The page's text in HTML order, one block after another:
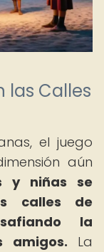
las Calles
el juego
aún
y niñas se
calles de
la
amigos. La